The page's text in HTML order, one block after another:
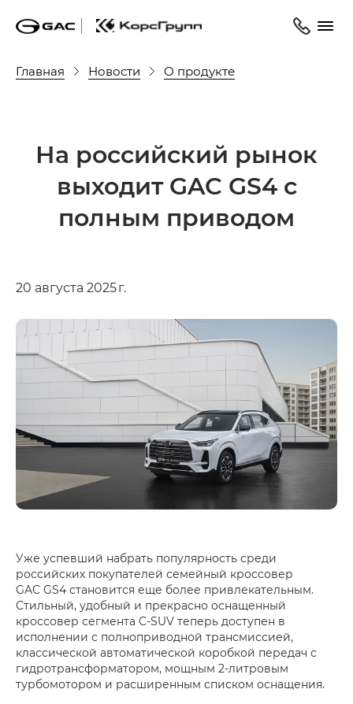
Главная Новости О продукте
На российский рынок
выходит GAC GS4 с
полным приводом
20 августа 2025 г.
Уже успевший набрать популярность среди
российских покупателей семейный кроссовер
GAC GS4 становится еще более привлекательным.
Стильный, удобный и прекрасно оснащенный
кроссовер сегмента C-SUV теперь доступен в
исполнении с полноприводной трансмиссией,
классической автоматической коробкой передач с
гидротрансформатором, мощным 2-литровым
турбомотором и расширенным списком оснащения.